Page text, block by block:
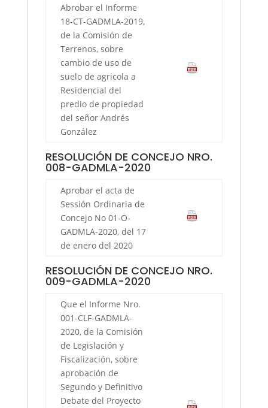
Abrobar el Informe
18-CT-GADMLA-2019,
de la Comisión de
Terrenos, sobre
cambio de uso de
suelo de agricola a
Residencial del
predio de propiedad
del señor Andrés
González
RESOLUCIÓN DE CONCEJO NRO.
008-GADMLA-2020
Aprobar el acta de
Sessión Ordinaria de
Concejo No 01-O-
GADMLA-2020, del 17
de enero del 2020
RESOLUCIÓN DE CONCEJO NRO.
009-GADMLA-2020
Que el Informe Nro.
001-CLF-GADMLA-
2020, de la Comisión
de Legislación y
Fiscalización, sobre
aprobación de
Segundo y Definitivo
Debate del Proyecto